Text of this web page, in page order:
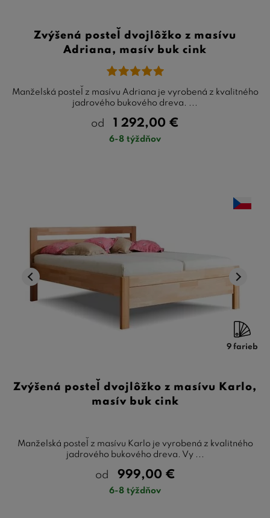
Zvýšená posteľ dvojlôžko z masívu
Adriana, masív buk cink
Manželská posteľ z masívu Adriana je vyrobená z kvalitného
jadrového bukového dreva. ...
od 1 292,00 €
6-8 týždňov
9 farieb
Zvýšená posteľ dvojlôžko z masívu Karlo,
masív buk cink
Manželská posteľ z masívu Karlo je vyrobená z kvalitného
jadrového bukového dreva. Vy ...
od 999,00 €
6-8 týždňov